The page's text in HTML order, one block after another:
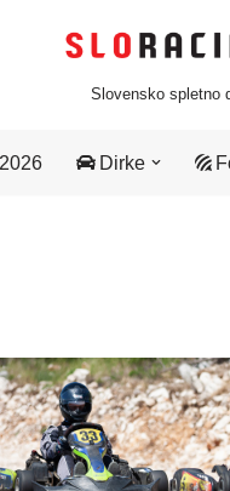
Slovensko spletno
Dirke